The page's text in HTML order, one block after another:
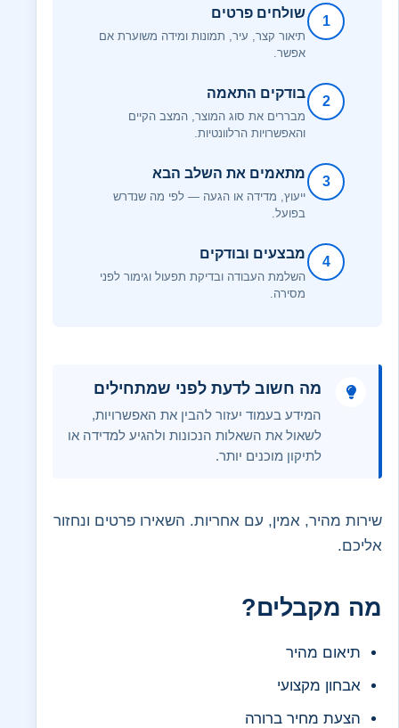
1
שולחים פרטים
תיאור קצר, עיר, תמונות ומידה משוערת אם
אפשר.
2
בודקים התאמה
מבררים את סוג המוצר, המצב הקיים
והאפשרויות הרלוונטיות.
3
מתאמים את השלב הבא
ייעוץ, מדידה או הגעה — לפי מה שנדרש
בפועל.
4
מבצעים ובודקים
השלמת העבודה ובדיקת תפעול וגימור לפני
מסירה.
מה חשוב לדעת לפני שמתחילים
המידע בעמוד יעזור להבין את האפשרויות,
לשאול את השאלות הנכונות ולהגיע למדידה או
לתיקון מוכנים יותר.
שירות מהיר, אמין, עם אחריות. השאירו פרטים ונחזור
אליכם.
מה מקבלים?
תיאום מהיר
אבחון מקצועי
הצעת מחיר ברורה